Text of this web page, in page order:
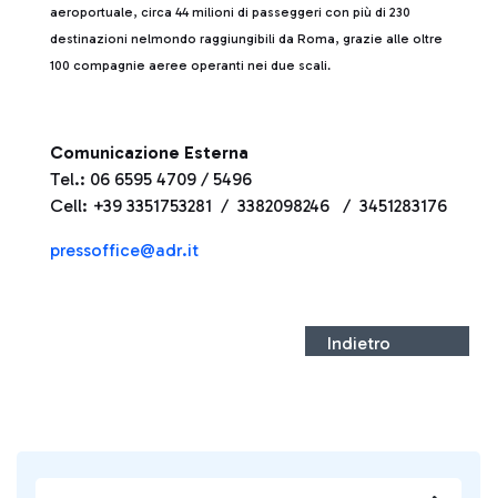
aeroportuale, circa 44 milioni di passeggeri con più di 230
destinazioni nelmondo raggiungibili da Roma, grazie alle oltre
100 compagnie aeree operanti nei due scali.
Comunicazione Esterna
Tel.: 06 6595 4709 / 5496
Cell: +39 3351753281 / 3382098246 / 3451283176
pressoffice@adr.it
Indietro